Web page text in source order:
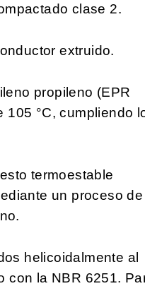
clase 2.
extruido.
propileno (EPR
105 °C, cumpliendo
termoestable
un proceso de
helicoidalmente al
con la NBR 6251.